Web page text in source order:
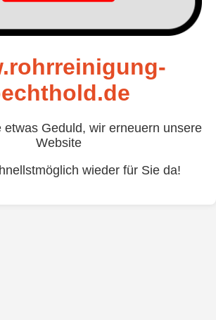
etwas Geduld, wir erneuern unsere
Website
wieder für Sie da!